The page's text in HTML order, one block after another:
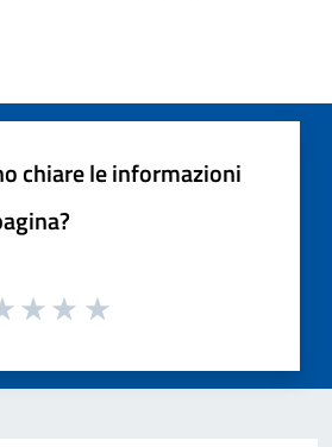
chiare le informazioni